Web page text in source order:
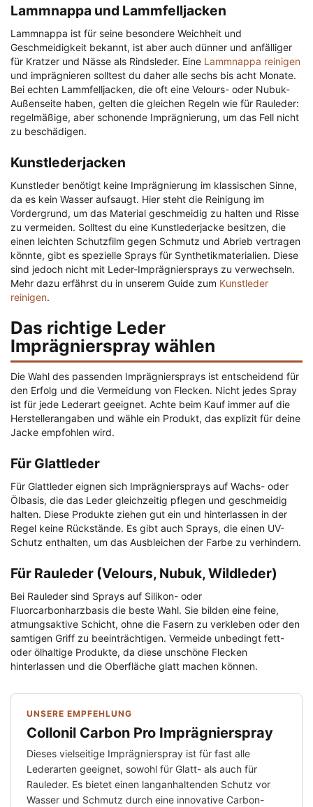
Lammnappa und Lammfelljacken
Lammnappa ist für seine besondere Weichheit und
Geschmeidigkeit bekannt, ist aber auch dünner und anfälliger
für Kratzer und Nässe als Rindsleder. Eine Lammnappa reinigen
und imprägnieren solltest du daher alle sechs bis acht Monate.
Bei echten Lammfelljacken, die oft eine Velours- oder Nubuk-
Außenseite haben, gelten die gleichen Regeln wie für Rauleder:
regelmäßige, aber schonende Imprägnierung, um das Fell nicht
zu beschädigen.
Kunstlederjacken
Kunstleder benötigt keine Imprägnierung im klassischen Sinne,
da es kein Wasser aufsaugt. Hier steht die Reinigung im
Vordergrund, um das Material geschmeidig zu halten und Risse
zu vermeiden. Solltest du eine Kunstlederjacke besitzen, die
einen leichten Schutzfilm gegen Schmutz und Abrieb vertragen
könnte, gibt es spezielle Sprays für Synthetikmaterialien. Diese
sind jedoch nicht mit Leder-Imprägniersprays zu verwechseln.
Mehr dazu erfährst du in unserem Guide zum Kunstleder
reinigen.
Das richtige Leder
Imprägnierspray wählen
Die Wahl des passenden Imprägniersprays ist entscheidend für
den Erfolg und die Vermeidung von Flecken. Nicht jedes Spray
ist für jede Lederart geeignet. Achte beim Kauf immer auf die
Herstellerangaben und wähle ein Produkt, das explizit für deine
Jacke empfohlen wird.
Für Glattleder
Für Glattleder eignen sich Imprägniersprays auf Wachs- oder
Ölbasis, die das Leder gleichzeitig pflegen und geschmeidig
halten. Diese Produkte ziehen gut ein und hinterlassen in der
Regel keine Rückstände. Es gibt auch Sprays, die einen UV-
Schutz enthalten, um das Ausbleichen der Farbe zu verhindern.
Für Rauleder (Velours, Nubuk, Wildleder)
Bei Rauleder sind Sprays auf Silikon- oder
Fluorcarbonharzbasis die beste Wahl. Sie bilden eine feine,
atmungsaktive Schicht, ohne die Fasern zu verkleben oder den
samtigen Griff zu beeinträchtigen. Vermeide unbedingt fett-
oder ölhaltige Produkte, da diese unschöne Flecken
hinterlassen und die Oberfläche glatt machen können.
UNSERE EMPFEHLUNG
Collonil Carbon Pro Imprägnierspray
Dieses vielseitige Imprägnierspray ist für fast alle
Lederarten geeignet, sowohl für Glatt- als auch für
Rauleder. Es bietet einen langanhaltenden Schutz vor
Wasser und Schmutz durch eine innovative Carbon-